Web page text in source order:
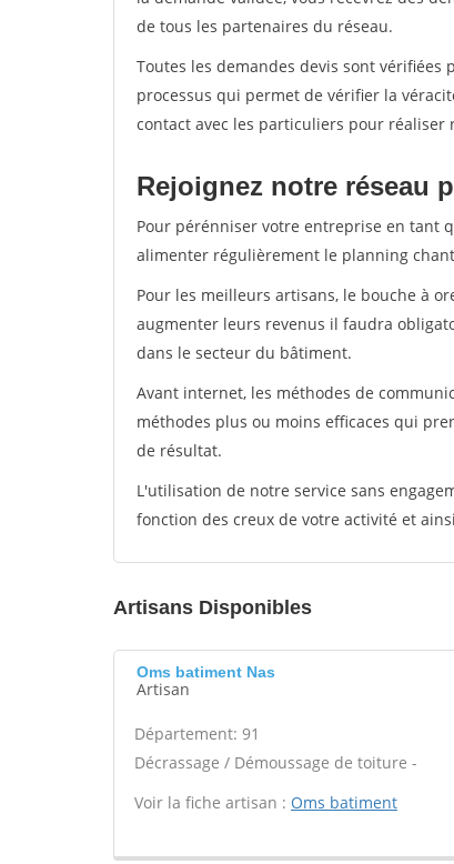
de tous les partenaires du réseau.
Toutes les demandes devis sont
processus qui permet de vérifier la
contact avec les particuliers pour
Rejoignez notre réseau
Pour pérénniser votre entreprise en tant
alimenter régulièrement le planning
Pour les meilleurs artisans, le bouche à
augmenter leurs revenus il faudra
dans le secteur du bâtiment.
Avant internet, les méthodes de
méthodes plus ou moins efficaces qui
de résultat.
L'utilisation de notre service sans
fonction des creux de votre activité et
Artisans Disponibles
Oms batiment Nas
Artisan
Département: 91
Décrassage / Démoussage de toiture -
Voir la fiche artisan : Oms batiment